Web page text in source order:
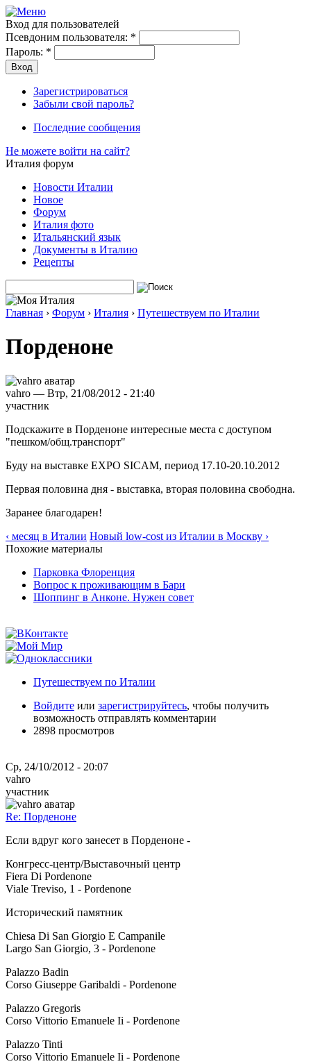
Вход для пользователей
Псевдоним пользователя: *
Пароль: *
Зарегистрироваться
Забыли свой пароль?
Последние сообщения
Не можете войти на сайт?
Италия форум
Новости Италии
Новое
Форум
Италия фото
Итальянский язык
Документы в Италию
Рецепты
Главная › Форум › Италия › Путешествуем по Италии
Порденоне
vahro — Втр, 21/08/2012 - 21:40
участник
Подскажите в Порденоне интересные места с доступом
"пешком/общ.транспорт"
Буду на выставке EXPO SICAM, период 17.10-20.10.2012
Первая половина дня - выставка, вторая половина свободна.
Заранее благодарен!
‹ месяц в Италии Новый low-cost из Италии в Москву ›
Похожие материалы
Парковка Флоренция
Вопрос к проживающим в Бари
Шоппинг в Анконе. Нужен совет
Путешествуем по Италии
Войдите или зарегистрируйтесь, чтобы получить
возможность отправлять комментарии
2898 просмотров
Ср, 24/10/2012 - 20:07
vahro
участник
Re: Порденоне
Если вдруг кого занесет в Порденоне -
Конгресс-центр/Выставочный центр
Fiera Di Pordenone
Viale Treviso, 1 - Pordenone
Исторический памятник
Chiesa Di San Giorgio E Campanile
Largo San Giorgio, 3 - Pordenone
Palazzo Badin
Corso Giuseppe Garibaldi - Pordenone
Palazzo Gregoris
Corso Vittorio Emanuele Ii - Pordenone
Palazzo Tinti
Corso Vittorio Emanuele Ii - Pordenone